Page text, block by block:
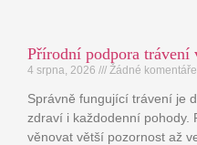
Přírodní podpora trávení
4 srpna, 2026 Žádné komentáře
Správně fungující trávení je
zdraví i každodenní pohody.
věnovat větší pozornost až